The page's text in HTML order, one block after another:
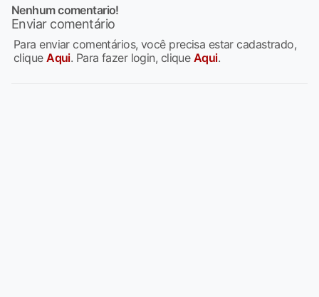
Nenhum comentario!
Enviar comentário
Para enviar comentários, você precisa estar cadastrado,
cliqueAqui. Para fazer login, clique Aqui.